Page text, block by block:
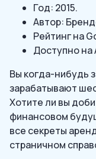
Год: 2015.
Автор:
Рейтинг на
Доступно на
Вы когда-нибудь
зарабатывают
Хотите ли вы
финансовом
все секреты
страничном